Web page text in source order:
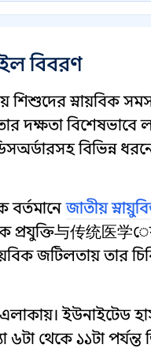
বিবরণ
স্নায়বিক
দক্ষতা বিশেষভাবে
বিভিন্ন
বর্তমানে জাতীয়
与传统医学
জটিলতায় তার
এলাকায়। ইউনাইটেড
৬টা থেকে ১১টা